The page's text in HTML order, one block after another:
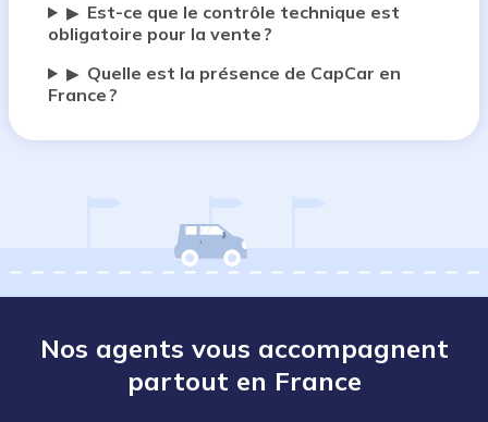
▶ Est-ce que le contrôle technique est
obligatoire pour la vente ?
▶ Quelle est la présence de CapCar en
France ?
Nos agents vous accompagnent
partout en France